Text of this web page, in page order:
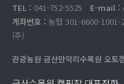
TEL : 041-752-5525 E-mail :
계좌번호 : 농협 301-6600-1001-
(주)
관광농원 금산만악리수목원 오토